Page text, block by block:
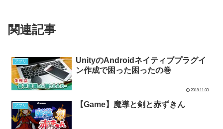
関連記事
アプリ
UnityのAndroidネイティブプラグイ
ン作成で困った困ったの巻
2018.11.03
アプリ 【Game】魔導と剣と赤ずきん